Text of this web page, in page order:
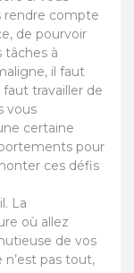
rendre compte
de pourvoir
tâches à
il faut
travailler de
vous
certaine
pour
ces défis
La
où allez
de vos
pas tout,